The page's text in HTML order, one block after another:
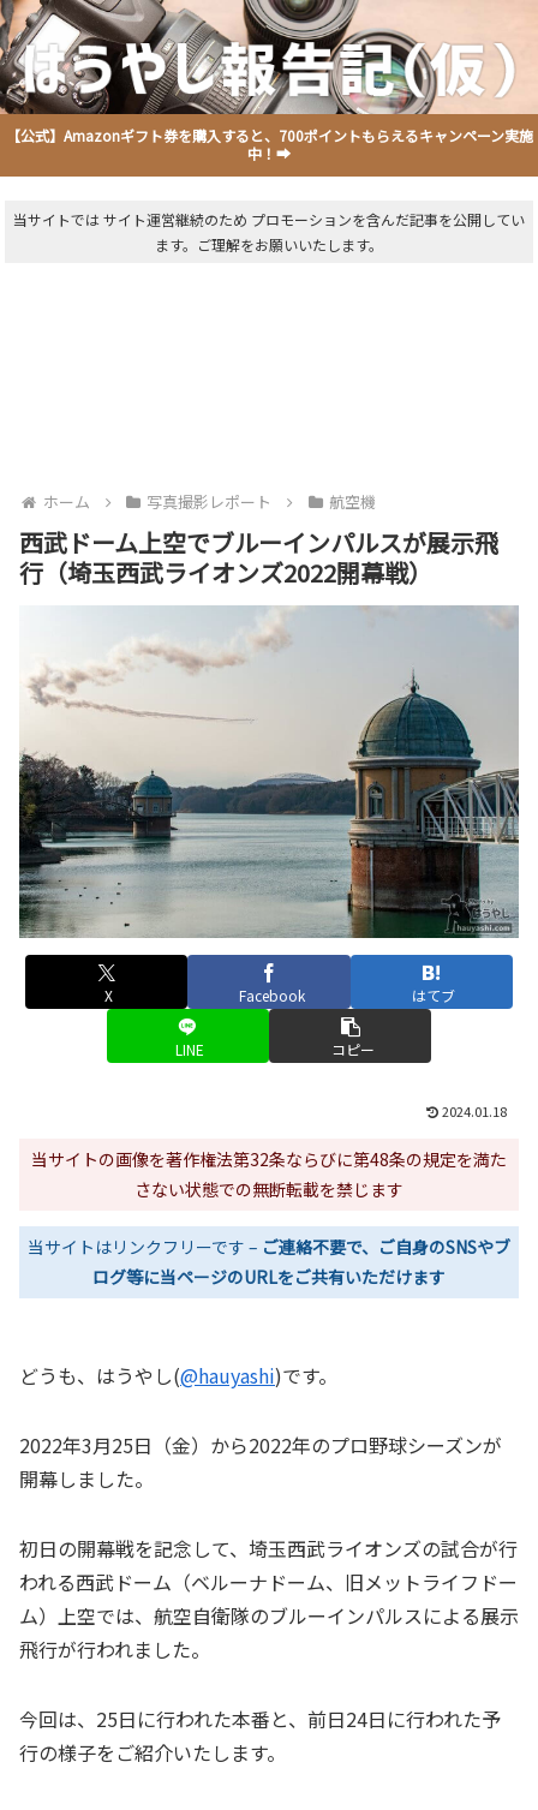
【公式】Amazonギフト券を購入すると、700ポイントもらえるキャンペーン実施
中！➡
当サイトでは サイト運営継続のため プロモーションを含んだ記事を公開してい
ます。ご理解をお願いいたします。
ホーム 写真撮影レポート 航空機
西武ドーム上空でブルーインパルスが展示飛
行（埼玉西武ライオンズ2022開幕戦）
X Facebook はてブ
LINE コピー
2024.01.18
当サイトの画像を著作権法第32条ならびに第48条の規定を満た
さない状態での無断転載を禁じます
当サイトはリンクフリーです – ご連絡不要で、ご自身のSNSやブ
ログ等に当ページのURLをご共有いただけます
どうも、はうやし(@hauyashi)です。
2022年3月25日（金）から2022年のプロ野球シーズンが
開幕しました。
初日の開幕戦を記念して、埼玉西武ライオンズの試合が行
われる西武ドーム（ベルーナドーム、旧メットライフドー
ム）上空では、航空自衛隊のブルーインパルスによる展示
飛行が行われました。
今回は、25日に行われた本番と、前日24日に行われた予
行の様子をご紹介いたします。